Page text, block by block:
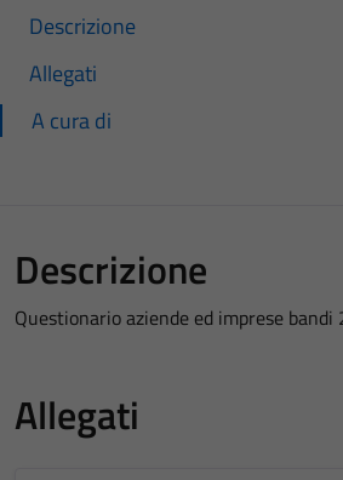
Descrizione
Allegati
A cura di
Descrizione
Questionario aziende ed imprese
Allegati